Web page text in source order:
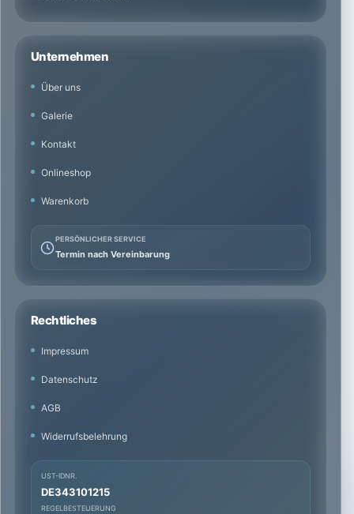
Unternehmen
Über uns
Galerie
Kontakt
Onlineshop
Warenkorb
PERSÖNLICHER SERVICE
Termin nach Vereinbarung
Rechtliches
Impressum
Datenschutz
AGB
Widerrufsbelehrung
UST-IDNR.
DE343101215
REGELBESTEUERUNG